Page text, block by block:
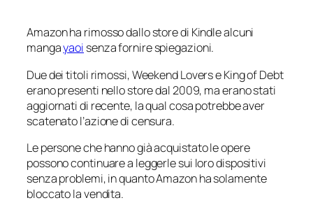
Amazon ha rimosso dallo store di Kindle alcuni
mangayaoi senza fornire spiegazioni.
Due dei titoli rimossi,Weekend LoverseKing of Debt
erano presenti nello store dal 2009, ma erano stati
aggiornati di recente, la qual cosa potrebbe aver
scatenato l’azione di censura.
Le persone che hanno già acquistato le opere
possono continuare a leggerle sui loro dispositivi
senza problemi, in quanto Amazon ha solamente
bloccato la vendita.